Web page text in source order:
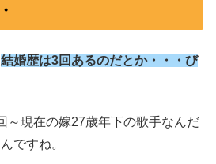
結婚歴は3回あるのだとか・・・び
～現在の嫁27歳年下の歌手なんだ
ですね。